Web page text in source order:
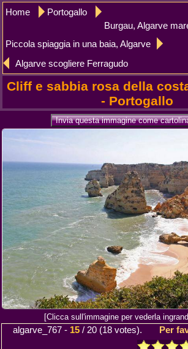
Home
Portogallo
Burgau, Algarve
Piccola spiaggia in una baia, Algarve
Algarve scogliere Ferragudo
Cliff e sabbia rosa della
- Portogallo
[Clicca sull'immagine per vederla
algarve_767 - 15 / 20 (18 votes). Per